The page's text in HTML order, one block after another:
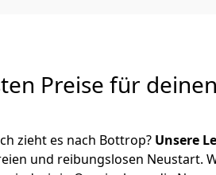
Preise für
zieht es nach Bottrop? Unsere
und reibungslosen Neustart.